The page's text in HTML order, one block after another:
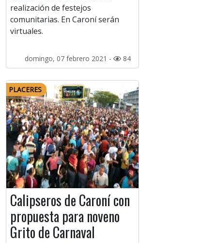
realización de festejos
comunitarias. En Caroní serán
virtuales.
domingo, 07 febrero 2021 - 84
PLACERES
Calipseros de Caroní con
propuesta para noveno
Grito de Carnaval